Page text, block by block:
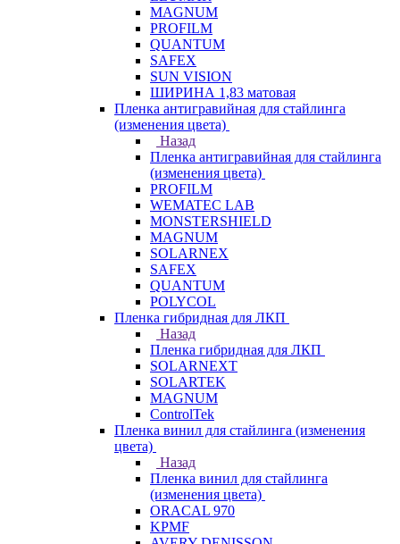
MAGNUM
PROFILM
QUANTUM
SAFEX
SUN VISION
ШИРИНА 1,83 матовая
Пленка антигравийная для стайлинга
(изменения цвета)
Назад
Пленка антигравийная для стайлинга
(изменения цвета)
PROFILM
WEMATEC LAB
MONSTERSHIELD
MAGNUM
SOLARNEX
SAFEX
QUANTUM
POLYCOL
Пленка гибридная для ЛКП
Назад
Пленка гибридная для ЛКП
SOLARNEXT
SOLARTEK
MAGNUM
ControlTek
Пленка винил для стайлинга (изменения
цвета)
Назад
Пленка винил для стайлинга
(изменения цвета)
ORACAL 970
KPMF